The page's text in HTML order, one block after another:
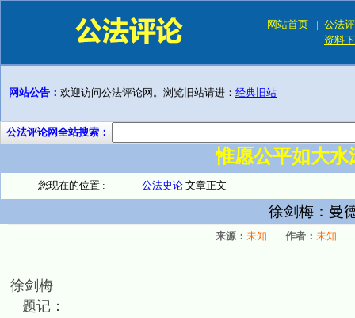
网站首页 | 公法
资料
网站公告： 欢迎访问公法评论网。浏览旧站请进： 经典旧站
公法评论网全站搜索：
惟愿公平如大
您现在的位置 : 公法史论 文章正文
徐剑梅：曼
来源： 未知 作者： 未知
徐剑梅
题记：